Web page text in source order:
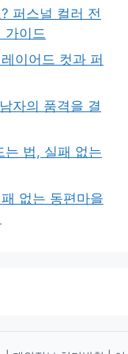
퍼스널 컬러 전
가이드
이어드 컷과 퍼
자의 품격을 결
는 법, 실패 없는
없는 동편마을